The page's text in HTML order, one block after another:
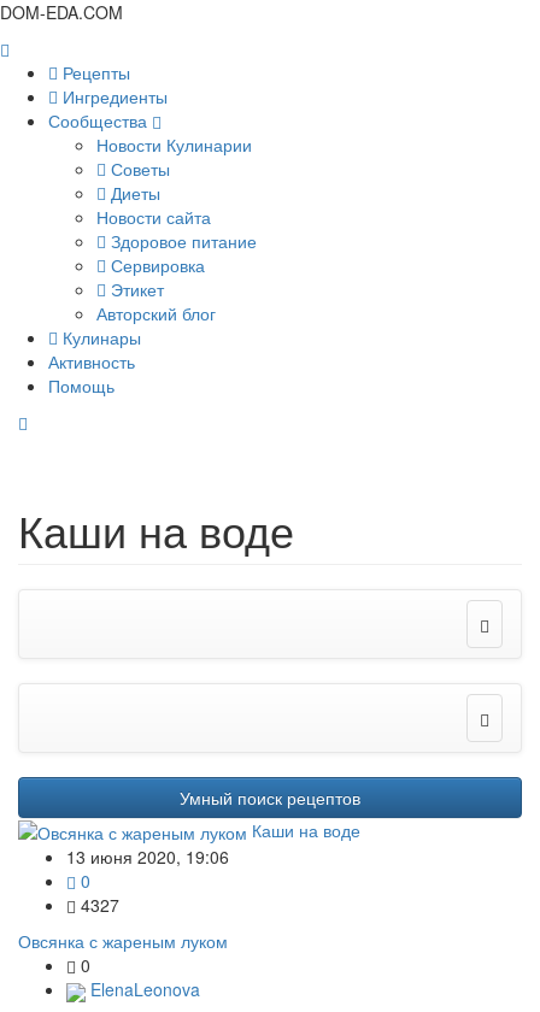
DOM-EDA.COM
Рецепты
Ингредиенты
Сообщества
Новости Кулинарии
Советы
Диеты
Новости сайта
Здоровое питание
Сервировка
Этикет
Авторский блог
Кулинары
Активность
Помощь
Каши на воде
Умный поиск рецептов
Каши на воде
13 июня 2020, 19:06
0
4327
Овсянка с жареным луком
0
ElenaLeonova